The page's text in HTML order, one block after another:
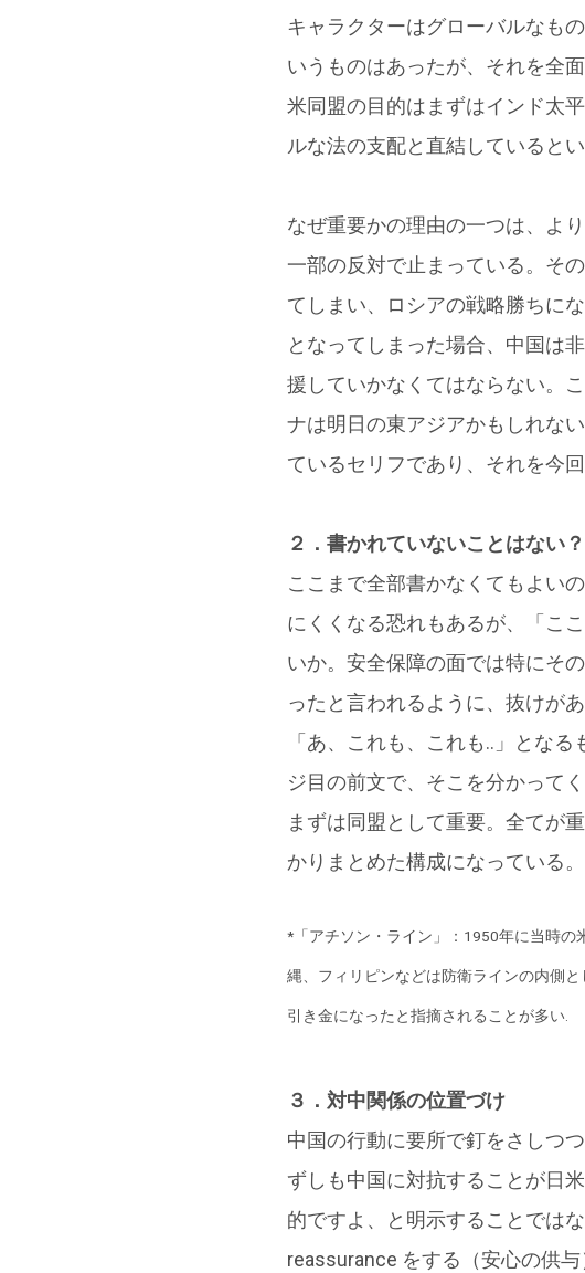
キャラクターはグローバルなも
いうものはあったが、それを全
米同盟の目的はまずはインド太
ルな法の支配と直結していると
なぜ重要かの理由の一つは、よ
一部の反対で止まっている。そ
てしまい、ロシアの戦略勝ちに
となってしまった場合、中国は
援していかなくてはならない。
ナは明日の東アジアかもしれな
ているセリフであり、それを今
２．書かれていないことはない？
ここまで全部書かなくてもよい
にくくなる恐れもあるが、「こ
いか。安全保障の面では特にそ
ったと言われるように、抜けが
「あ、これも、これも..」とな
ジ目の前文で、そこを分かって
まずは同盟として重要。全てが
かりまとめた構成になっている。
*「アチソン・ライン」：1950年に当時の
縄、フィリピンなどは防衛ラインの内側
引き金になったと指摘されることが多い.
３．対中関係の位置づけ
中国の行動に要所で釘をさしつ
ずしも中国に対抗することが日
的ですよ、と明示することでは
reassurance をする（安心の供